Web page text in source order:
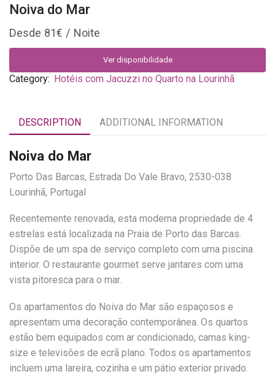
Noiva do Mar
81€
Ver disponibilidade
Category: Hotéis com Jacuzzi no Quarto na Lourinhã
DESCRIPTION ADDITIONAL INFORMATION
Noiva do Mar
Porto Das Barcas, Estrada Do Vale Bravo, 2530-038
Lourinhã, Portugal
Recentemente renovada, esta moderna propriedade de 4
estrelas está localizada na Praia de Porto das Barcas.
Dispõe de um spa de serviço completo com uma piscina
interior. O restaurante gourmet serve jantares com uma
vista pitoresca para o mar.
Os apartamentos do Noiva do Mar são espaçosos e
apresentam uma decoração contemporânea. Os quartos
estão bem equipados com ar condicionado, camas king-
size e televisões de ecrã plano. Todos os apartamentos
incluem uma lareira, cozinha e um pátio exterior privado.